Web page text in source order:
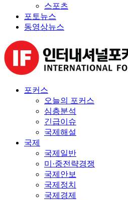
스포츠
포토뉴스
동영상뉴스
포커스
오늘의 포커스
심층분석
긴급이슈
국제해설
국제
국제일반
미·중전략경쟁
국제안보
국제정치
국제경제